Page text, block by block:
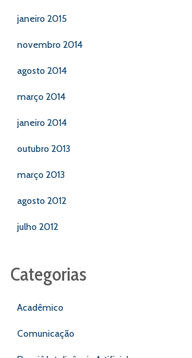
janeiro 2015
novembro 2014
agosto 2014
março 2014
janeiro 2014
outubro 2013
março 2013
agosto 2012
julho 2012
Categorias
Acadêmico
Comunicação